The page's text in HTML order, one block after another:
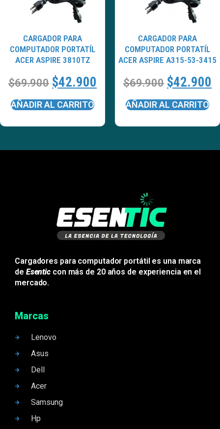
CARGADOR PARA
COMPUTADOR PORTATÍL
ACER ASPIRE 3810TZ
$69.900 $42.900
AÑADIR AL CARRITO
CARGADOR PARA
COMPUTADOR PORTATÍL
ACER ASPIRE A315-53-3415
$69.900 $42.900
AÑADIR AL CARRITO
Cargadores para computador portátil es una marca
de Esentic con más de 20 años de experiencia en el
mercado.
Marcas
Lenovo
Asus
Dell
Acer
Samsung
Hp